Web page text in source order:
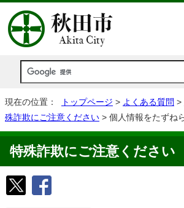
現在の位置： トップページ > よくある質問 >
殊詐欺にご注意ください > 個人情報をたずね
特殊詐欺にご注意ください